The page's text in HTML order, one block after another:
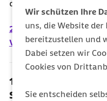
Wir schützen Ihre
uns, die Website der
bereitzustellen und
Dabei setzen wir
Cookies von
Sie entscheiden
der Barmer ein richtiger
22.10.2018 - Bundestag
11.10.2018 -
Stärkungsgesetz im